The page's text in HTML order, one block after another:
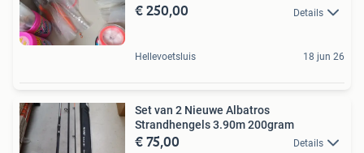
€ 250,00 Details
Hellevoetsluis 18 jun 26
Set van 2 Nieuwe Albatros
Strandhengels 3.90m 200gram
€ 75,00 Details